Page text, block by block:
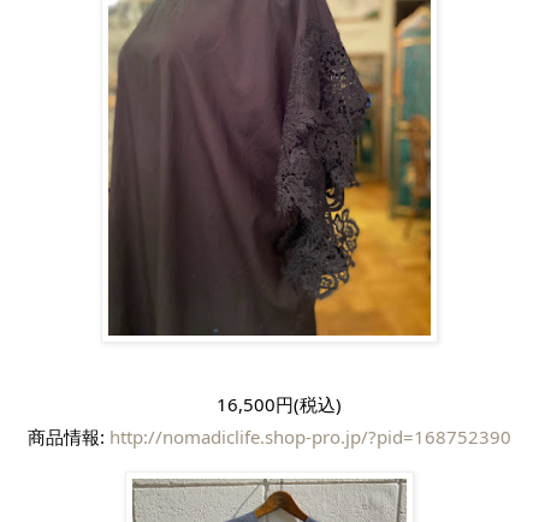
16,500円(税込)
商品情報: http://nomadiclife.shop-pro.jp/?pid=168752390